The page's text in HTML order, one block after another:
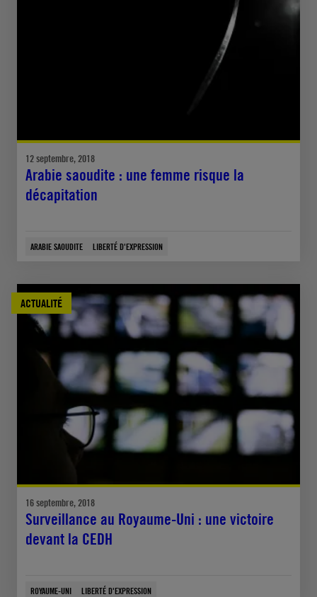
12 septembre, 2018
Arabie saoudite : une femme risque la
décapitation
ARABIE SAOUDITE LIBERTÉ D'EXPRESSION
ACTUALITÉ
16 septembre, 2018
Surveillance au Royaume-Uni : une victoire
devant la CEDH
ROYAUME-UNI LIBERTÉ D'EXPRESSION